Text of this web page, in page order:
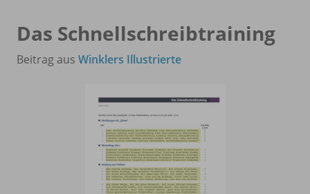
Das Schnellschreibtraining
Beitrag aus Winklers Illustrierte